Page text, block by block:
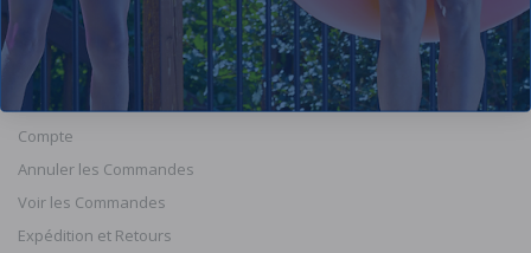
Orders
Compte
Annuler les Commandes
Voir les Commandes
Expédition et Retours